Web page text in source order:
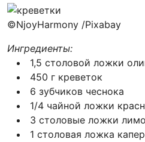
©NjoyHarmony /Pixabay
Ингредиенты:
1,5 столовой ложки
450 г креветок
6 зубчиков чеснока
1/4 чайной ложки
3 столовые ложки
1 столовая ложка